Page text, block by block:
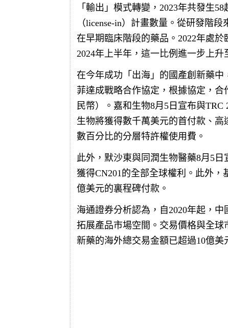
「輸出」模式轉變，2023年共發生
（license-in）計畫數量。從研發階
在早期臨床階段的藥品。2022年處
2024年上半年，這一比例進一步上升
在今年成功「出海」的國產創新藥
菲達成戰略合作協定，根據協定，合
民幣）。嘉和生物8月5日宣布與
生物將獲得數千萬美元的首付款、
數百分比的分層特許權使用費。
此外，默沙東與同潤生物醫藥8月5
獲得CN201的全部全球權利。此外
億美元的裏程碑付款。
海通證券分析認為，自2020年起，
拓展產品市場空間。交易價格與全
新藥的海外總交易金額已超過10億美